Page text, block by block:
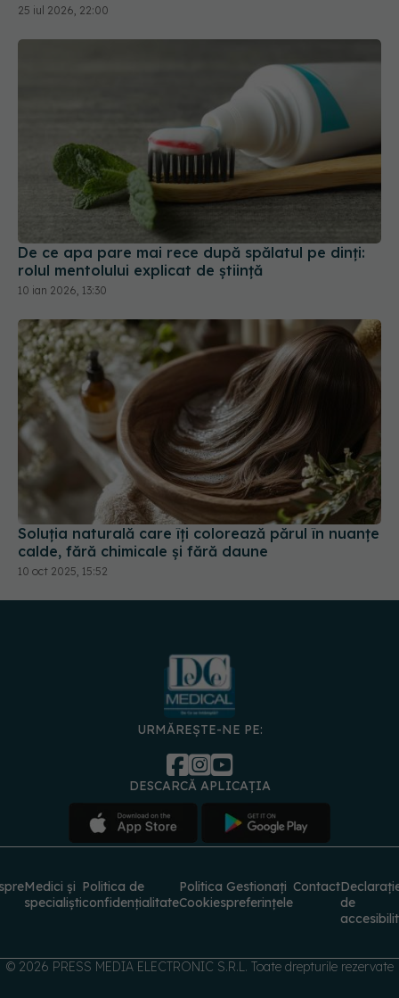
25 iul 2026, 22:00
De ce apa pare mai rece după spălatul pe dinți:
rolul mentolului explicat de știință
10 ian 2026, 13:30
Soluția naturală care îți colorează părul în nuanțe
calde, fără chimicale și fără daune
10 oct 2025, 15:52
URMĂREȘTE-NE PE:
DESCARCĂ APLICAȚIA
Medici și
specialiști
Politica de
confidențialitate
Politica
Cookies
Gestionați
preferințele
Contact
de
© 2026 PRESS MEDIA ELECTRONIC S.R.L. Toate drepturile rezervate